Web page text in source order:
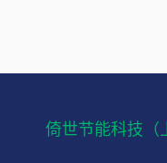
倚世节能科技（